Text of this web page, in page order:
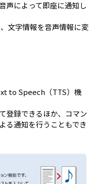
声によって即座に通知し
文字情報を音声情報に変
to Speech（TTS）機
登録できるほか、コマン
る通知を行うこともでき